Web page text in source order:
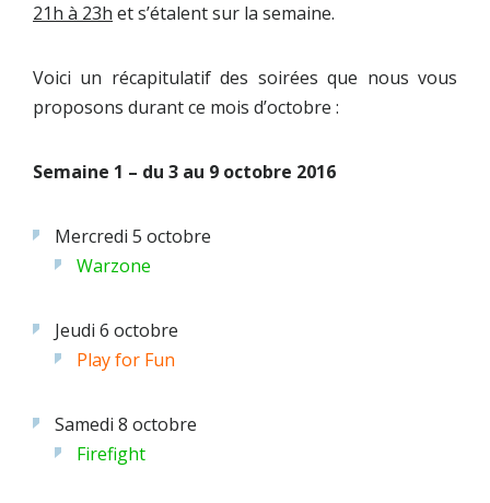
21h à 23h et s’étalent sur la semaine.
Voici un récapitulatif des soirées que nous vous
proposons durant ce mois d’octobre :
Semaine 1 – du 3 au 9 octobre 2016
Mercredi 5 octobre
Warzone
Jeudi 6 octobre
Play for Fun
Samedi 8 octobre
Firefight